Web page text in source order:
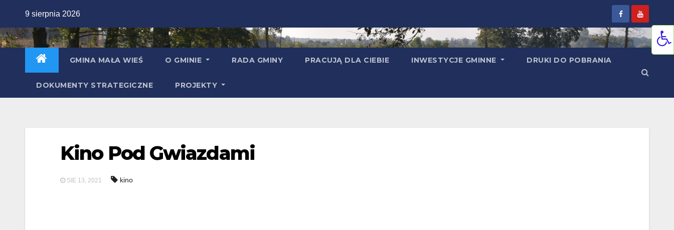
content
9 sierpnia 2026
GMINA MAŁA WIEŚ O GMINIE RADA GMINY PRACUJĄ DLA CIEBIE INWESTYCJE GMINNE DRUKI DO POBRANIA
DOKUMENTY STRATEGICZNE PROJEKTY
Kino Pod Gwiazdami
SIE 13, 2021 kino